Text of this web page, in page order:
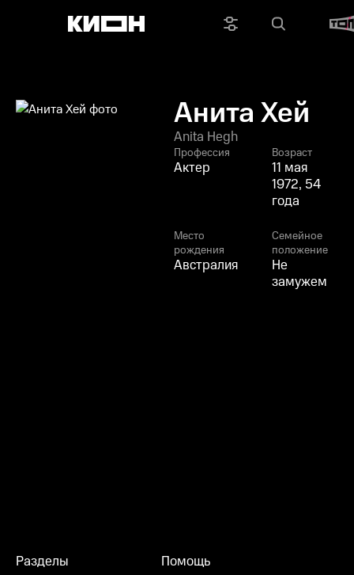
Анита Хей
Anita Hegh
Профессия
Актер
Возраст
11 мая
1972, 54
года
Место
рождения
Австралия
Семейное
положение
Не
замужем
Разделы Помощь